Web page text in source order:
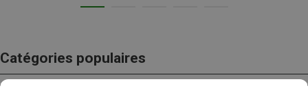
Catégories populaires